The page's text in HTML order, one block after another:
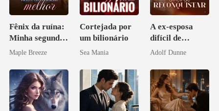
Fênix da ruína:
Minha segunda
vida e um
Maple Breeze
Cortejada por
um bilionário
Sea Mania
A ex-esposa
difícil de
reconquistar
Adolf Dunne